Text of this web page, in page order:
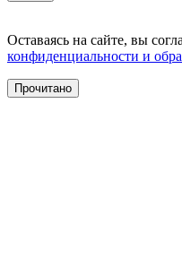
Оставаясь на сайте, вы
конфиденциальности и
Прочитано